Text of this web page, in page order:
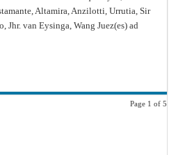
Altamira, Anzilotti, Urrutia, Sir
Jhr. van Eysinga, Wang Juez(es) ad
Page 1 of 5